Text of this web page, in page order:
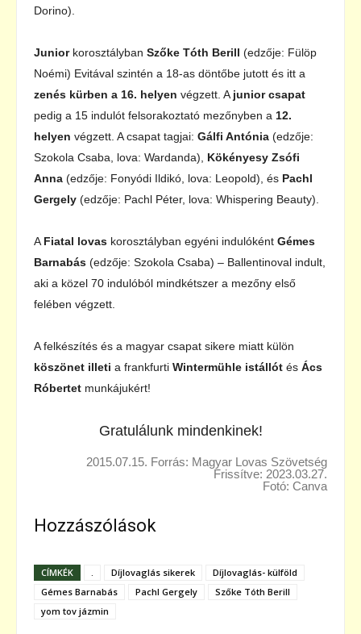
Dorino).
Juniorkorosztályban Szőke Tóth Berill (edzője: Fülöp
Noémi) Evitával szintén a 18-as döntőbe jutott és itt a
zenés kürben a 16. helyen végzett. A junior csapat
pedig a 15 indulót felsorakoztató mezőnyben a 12.
helyen végzett. A csapat tagjai: Gálfi Antónia (edzője:
Szokola Csaba, lova: Wardanda), Kökényesy Zsófi
Anna (edzője: Fonyódi Ildikó, lova: Leopold), és Pachl
Gergely (edzője: Pachl Péter, lova: Whispering Beauty).
A Fiatal lovas korosztályban egyéni indulóként Gémes
Barnabás (edzője: Szokola Csaba) – Ballentinoval indult,
aki a közel 70 indulóból mindkétszer a mezőny első
felében végzett.
A felkészítés és a magyar csapat sikere miatt külön
köszönet illeti a frankfurti Wintermühle istállót és Ács
Róbertet munkájukért!
Gratulálunk mindenkinek!
2015.07.15. Forrás: Magyar Lovas Szövetség
Frissítve: 2023.03.27.
Fotó: Canva
Hozzászólások
CÍMKÉK Díjlovaglás sikerek
Díjlovaglás- külföld
Gémes Barnabás
Pachl Gergely
Szőke Tóth Berill
yom tov jázmin